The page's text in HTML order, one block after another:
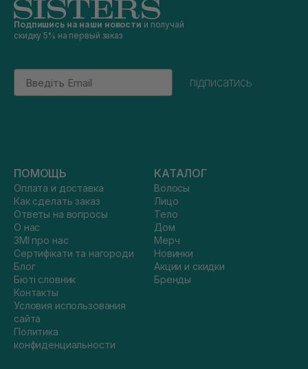
Подпишись на наши новости и получай
скидку 5% на первый заказ
Email
підписатись
ПОМОЩЬ
Оплата и доставка
Как сделать заказ
Ответы на вопросы
О нас
ЗМІ про нас
Сертифікати та нагороди
Блог
Бюті словник
Контакты
Условия использования
сайта
Политика
конфиденциальности
КАТАЛОГ
Волосы
Лицо
Тело
Дом
Мерч
Новинки
Акции и скидки
Бренды